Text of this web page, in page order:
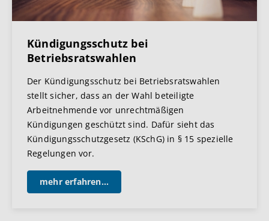
Kündigungsschutz bei
Betriebsratswahlen
Der Kündigungsschutz bei Betriebsratswahlen
stellt sicher, dass an der Wahl beteiligte
Arbeitnehmende vor unrechtmäßigen
Kündigungen geschützt sind. Dafür sieht das
Kündigungsschutzgesetz (KSchG) in § 15 spezielle
Regelungen vor.
mehr erfahren...